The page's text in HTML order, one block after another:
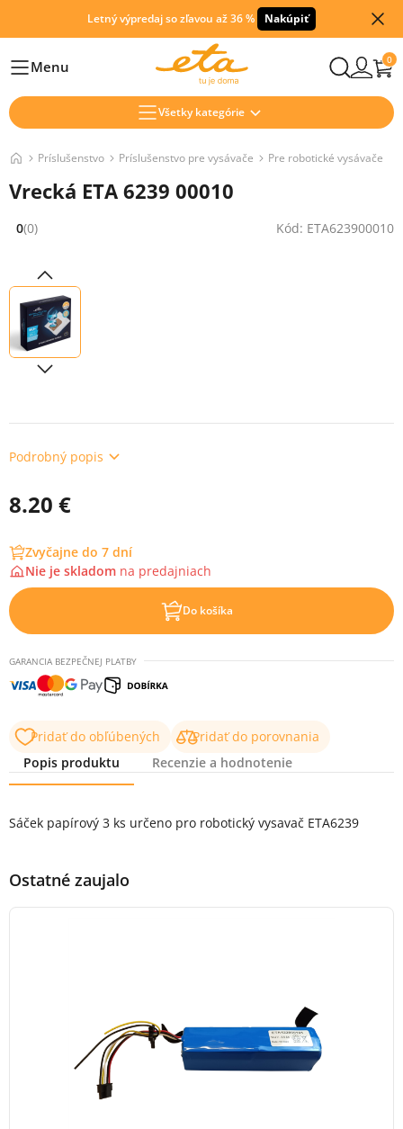
Letný výpredaj so zľavou až 36 % Nakúpiť
HlavníMenu 0
Všetky kategórie
Príslušenstvo Príslušenstvo pre vysávače Pre robotické vysávače
Vrecká ETA 6239 00010
Hodnocení: 0 z 5 (0 recenzí)
0(0) Kód: ETA623900010
Podrobný popis
8.20 €
Zvyčajne do 7 dní
Nie je skladom na predajniach
Do košíka
GARANCIA BEZPEČNEJ PLATBY
Pridať do obľúbených
Pridať do porovnania
Popis produktu
Recenzie a hodnotenie
Sáček papírový 3 ks určeno pro robotický vysavač ETA6239
Ostatné zaujalo